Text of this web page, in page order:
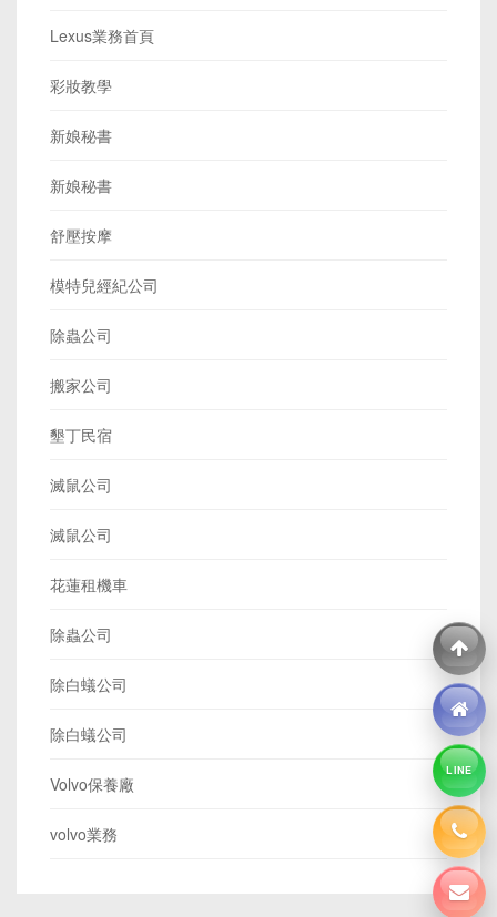
Lexus業務首頁
彩妝教學
新娘秘書
新娘秘書
舒壓按摩
模特兒經紀公司
除蟲公司
搬家公司
墾丁民宿
滅鼠公司
滅鼠公司
花蓮租機車
除蟲公司
除白蟻公司
除白蟻公司
Volvo保養廠
volvo業務
LINE